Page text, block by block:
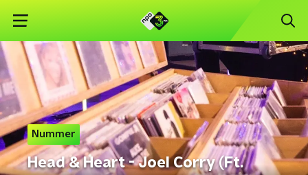
Nummer
Head & Heart - Joel Corry (Ft.